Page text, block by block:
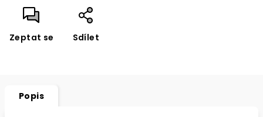
Zeptat se Sdílet
Popis